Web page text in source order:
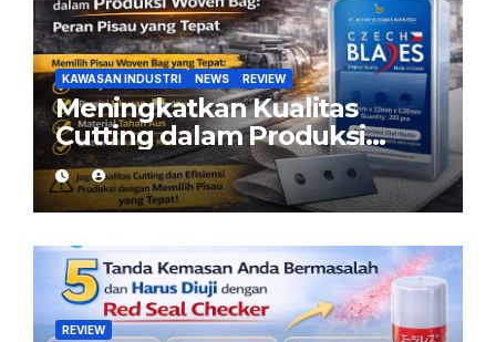
KAWASAN INDUSTRI NEWS REVIEW
Meningkatkan Kualitas
Cutting dalam Produksi
Woven Bag: Peran Pisau
yang Tepat
REVIEW